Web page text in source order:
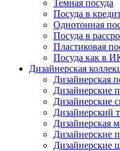
Темная посуда
Посуда в
Однотонная
Посуда в
Пластиковая
Посуда как в
Дизайнерская
Дизайнерская
Дизайнерские
Дизайнерские
Дизайнерский
Дизайнерская
Дизайнерские
Дизайнерские